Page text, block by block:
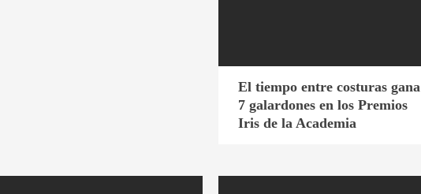
El tiempo entre costuras gana
7 galardones en los Premios
Iris de la Academia